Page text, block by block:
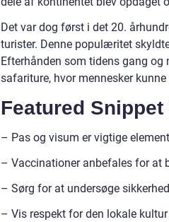
Det var dog først i det 20.
turister. Denne populæritet
Efterhånden som tidens gang
safariture, hvor mennesker
Featured
– Pas og visum er vigtige
– Vaccinationer anbefales for at
– Sørg for at undersøge
– Vis respekt for den lokale